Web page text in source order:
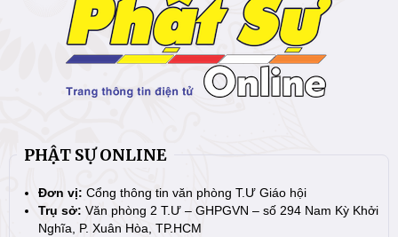
PHẬT SỰ ONLINE
Đơn vị: Cổng thông tin văn phòng T.Ư Giáo hội
Trụ sở: Văn phòng 2 T.Ư – GHPGVN – số 294 Nam Kỳ Khởi
Nghĩa, P. Xuân Hòa, TP.HCM